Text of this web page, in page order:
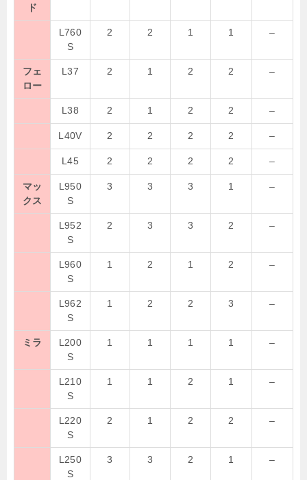
ド
L760
S
2 2 1 1 –
フェ
ロー
L37 2 1 2 2 –
L38 2 1 2 2 –
L40V 2 2 2 2 –
L45 2 2 2 2 –
マッ
クス
L950
S
3 3 3 1 –
L952
S
2 3 3 2 –
L960
S
1 2 1 2 –
L962
S
1 2 2 3 –
ミラ
L200
S
1 1 1 1 –
L210
S
1 1 2 1 –
L220
S
2 1 2 2 –
L250
S
3 3 2 1 –